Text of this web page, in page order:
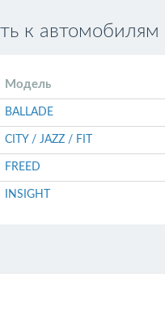
к автомобилям
Модель
BALLADE
CITY / JAZZ / FIT
FREED
INSIGHT